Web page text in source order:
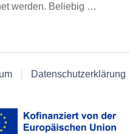
werden. Beliebig …
Datenschutzerklärung